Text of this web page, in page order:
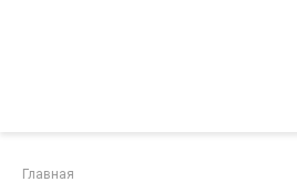
Главная